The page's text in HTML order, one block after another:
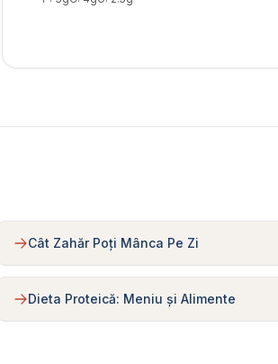
Cât Zahăr Poți Mânca Pe Zi
Dieta Proteică: Meniu și Alimente